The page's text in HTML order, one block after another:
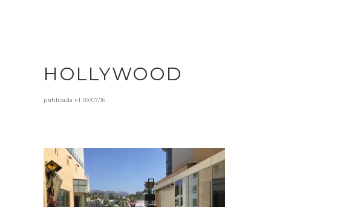
HOLLYWOOD
publicada el 09/07/16